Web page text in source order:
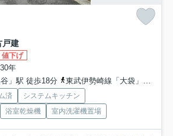
戸建
値下げ
年
」駅 徒歩18分
東武伊勢崎線「大袋」駅 徒歩16分
済
システムキッチン
浴室乾燥機 室内洗濯機置場